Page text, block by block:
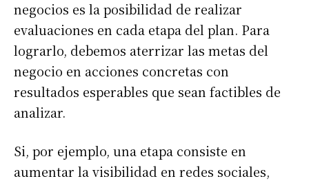
negocios es la posibilidad de realizar
evaluaciones en cada etapa del plan. Para
lograrlo, debemos aterrizar las metas del
negocio en acciones concretas con
resultados esperables que sean factibles de
analizar.
Si, por ejemplo, una etapa consiste en
aumentar la visibilidad en redes sociales,